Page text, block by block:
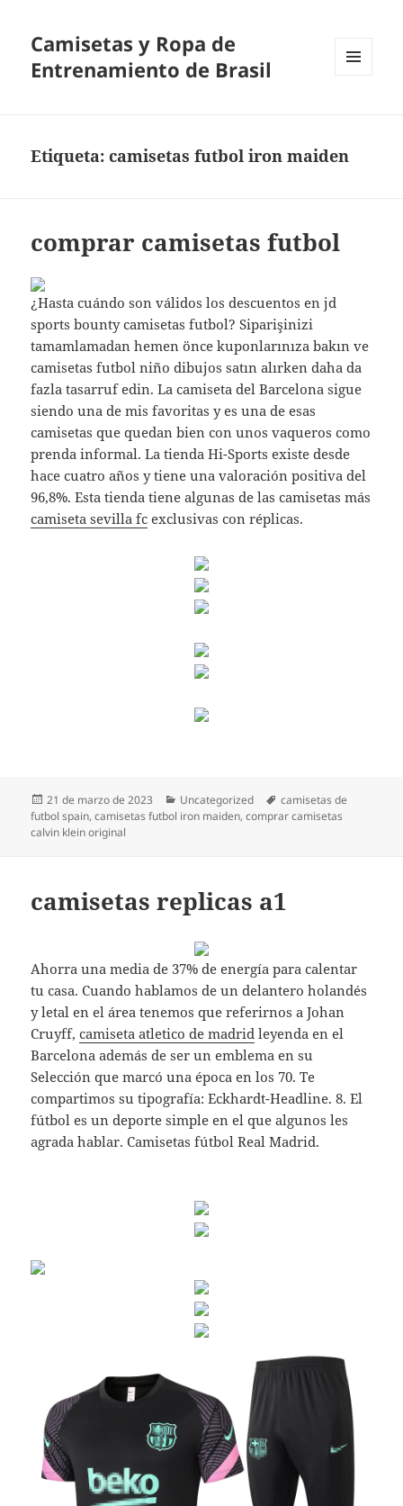
Camisetas y Ropa de
Entrenamiento de Brasil
Etiqueta:camisetas futbol iron maiden
comprar camisetas futbol
¿Hasta cuándo son válidos los descuentos en jd
sports bounty camisetas futbol? Siparişinizi
tamamlamadan hemen önce kuponlarınıza bakın ve
camisetas futbol niño dibujos satın alırken daha da
fazla tasarruf edin. La camiseta del Barcelona sigue
siendo una de mis favoritas y es una de esas
camisetas que quedan bien con unos vaqueros como
prenda informal. La tienda Hi-Sports existe desde
hace cuatro años y tiene una valoración positiva del
96,8%. Esta tienda tiene algunas de las camisetas más
camiseta sevilla fc exclusivas con réplicas.
Publicado
el
21 de marzo de 2023 Categorías
Uncategorized Etiquetas
camisetas de
futbol spain,camisetas futbol iron maiden,comprar camisetas
calvin klein original
camisetas replicas a1
Ahorra una media de 37% de energía para calentar
tu casa. Cuando hablamos de un delantero holandés
y letal en el área tenemos que referirnos a Johan
Cruyff,camiseta atletico de madrid leyenda en el
Barcelona además de ser un emblema en su
Selección que marcó una época en los 70. Te
compartimos su tipografía: Eckhardt-Headline. 8. El
fútbol es un deporte simple en el que algunos les
agrada hablar. Camisetas fútbol Real Madrid.